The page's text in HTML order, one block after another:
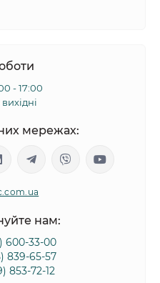
- 17:00
мережах:
нам:
600-33-00
839-65-57
853-72-12